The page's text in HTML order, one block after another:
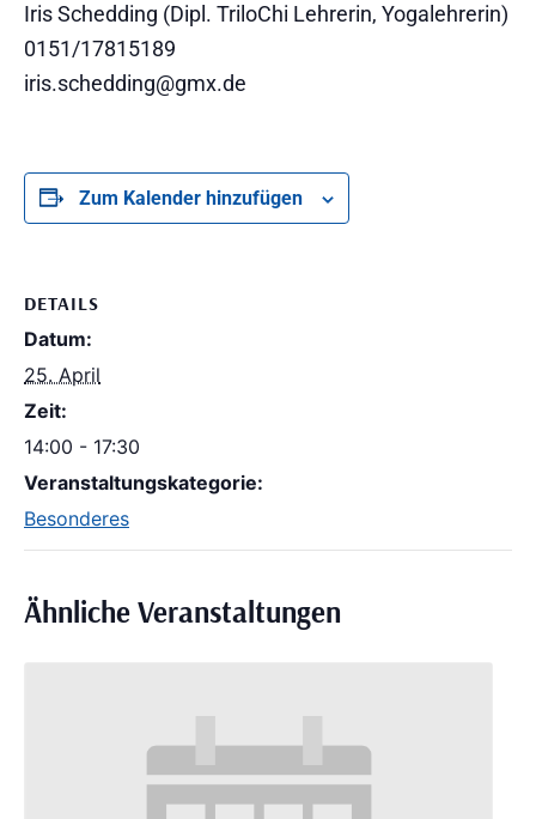
Iris Schedding (Dipl. TriloChi Lehrerin, Yogalehrerin)
0151/17815189
iris.schedding@gmx.de
Zum Kalender hinzufügen
DETAILS
Datum:
25. April
Zeit:
14:00 - 17:30
Veranstaltungskategorie:
Besonderes
Ähnliche Veranstaltungen